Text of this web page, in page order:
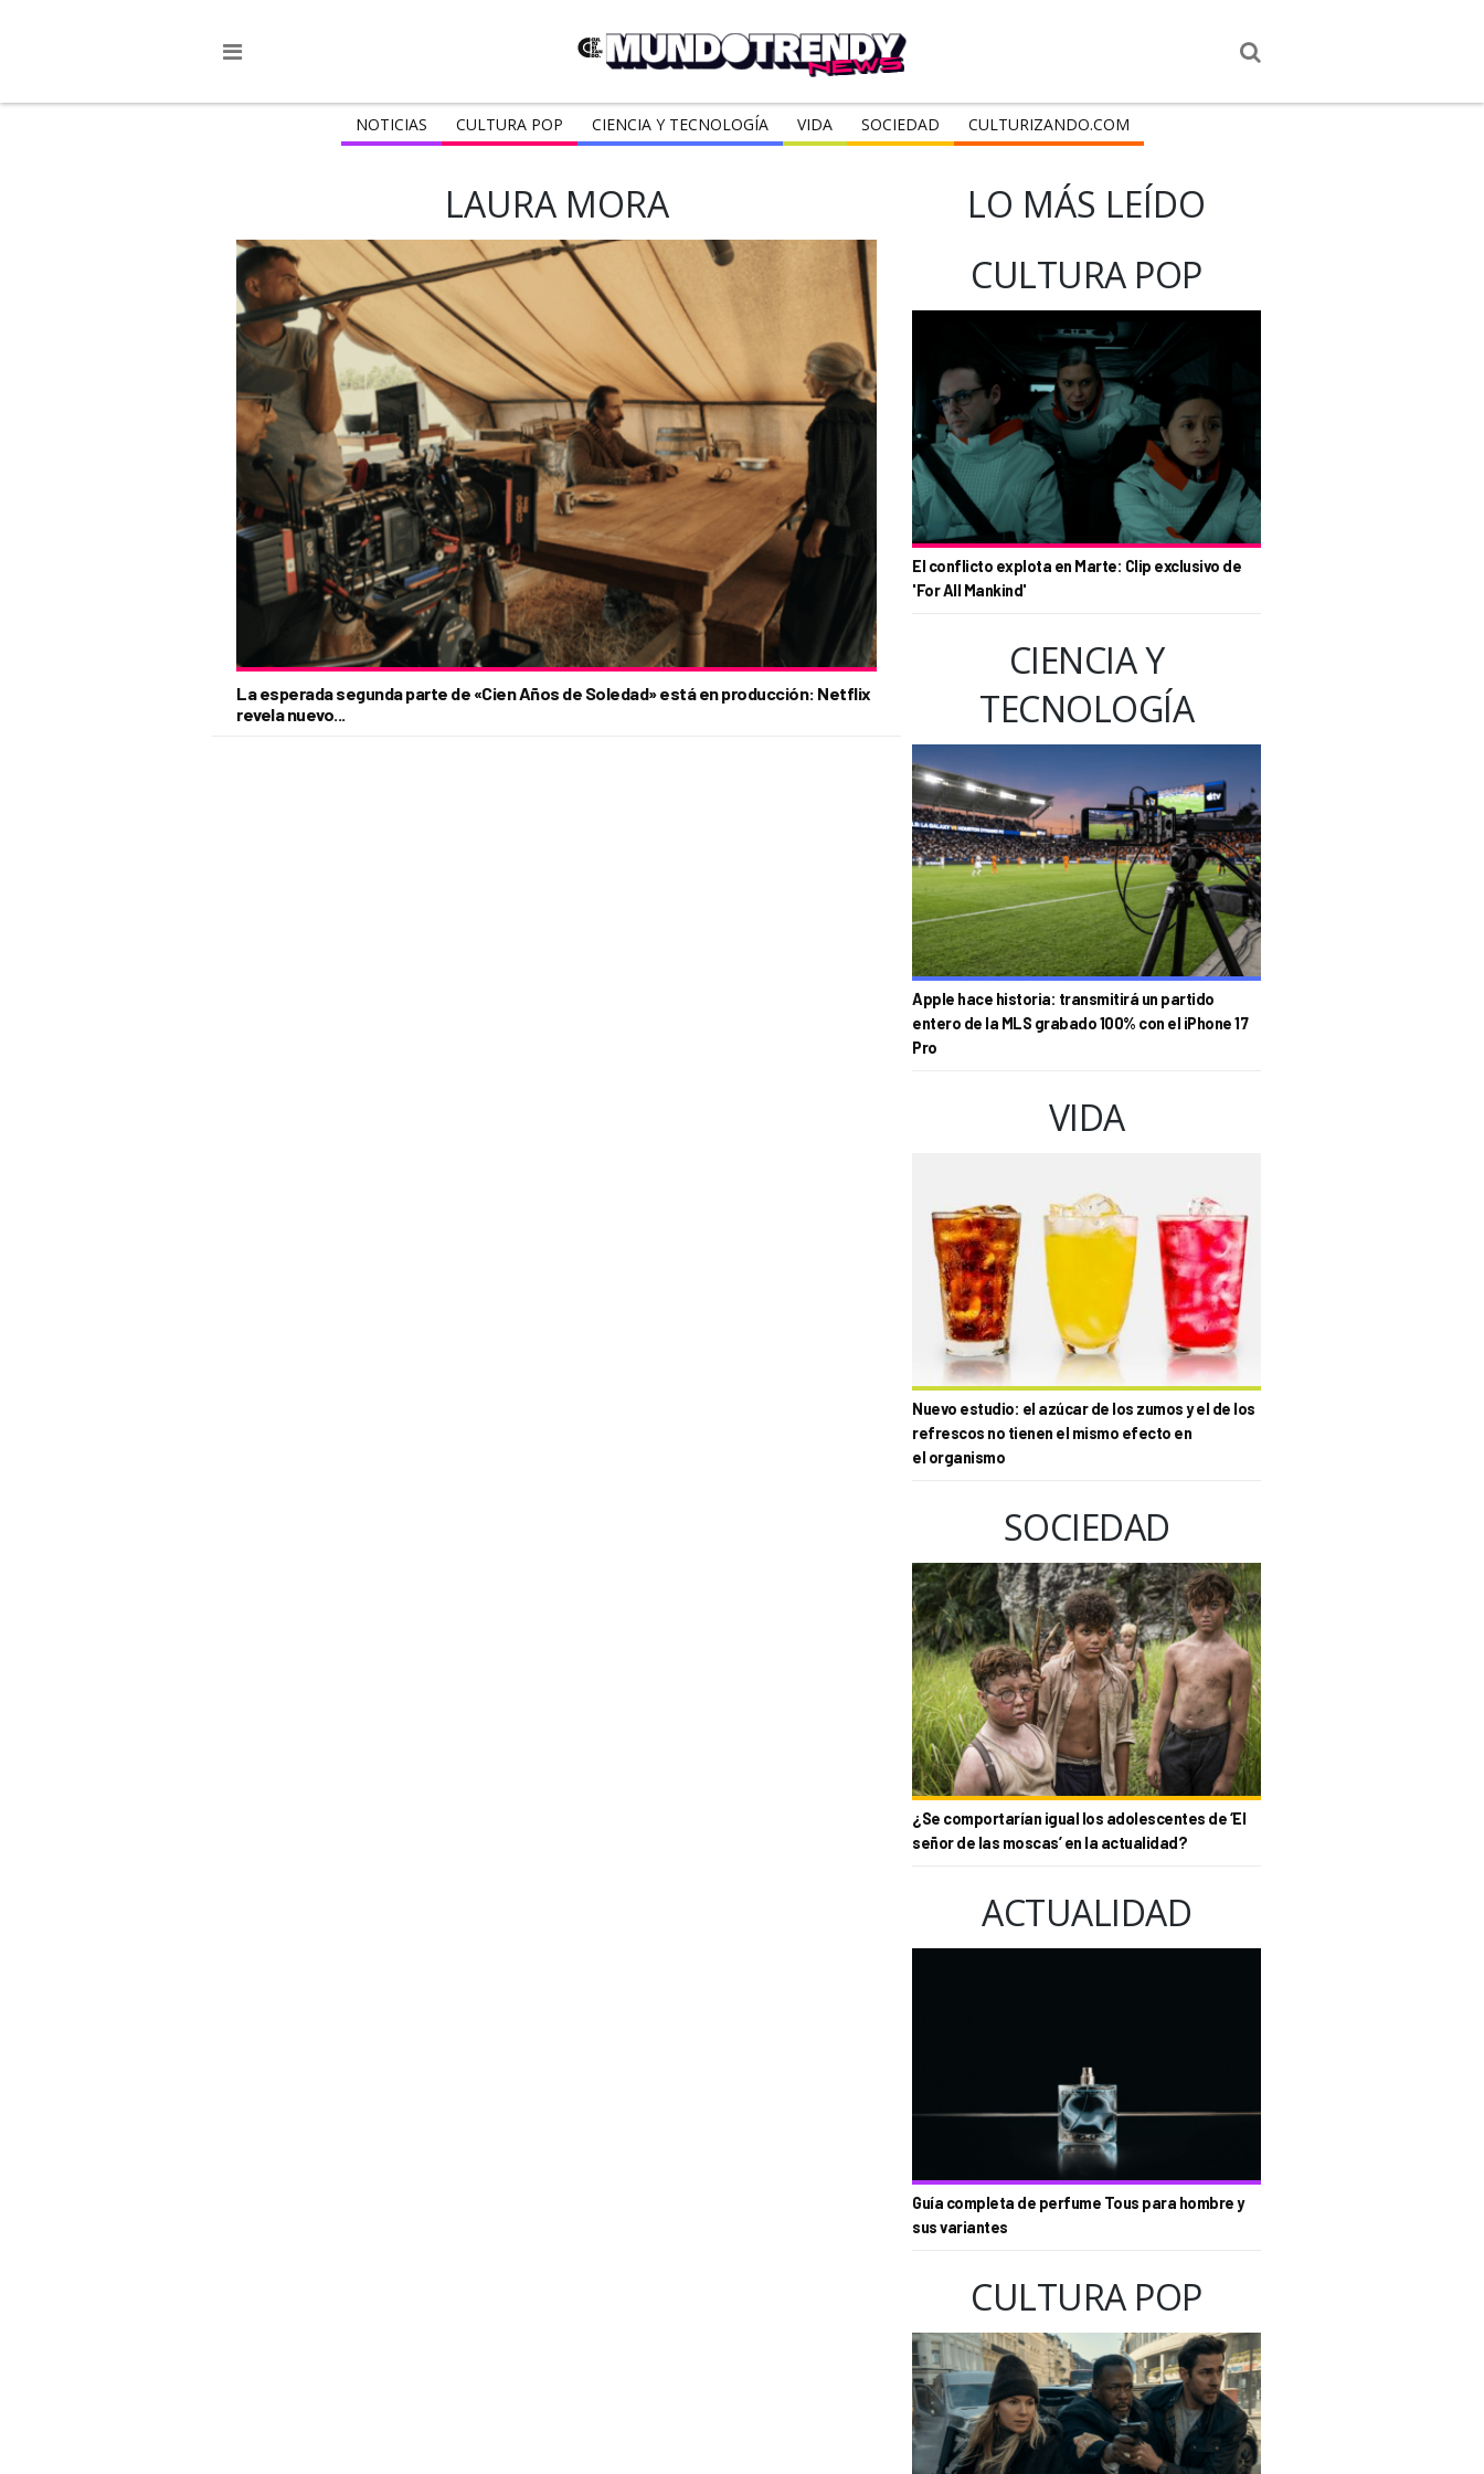
NOTICIAS CULTURA POP CIENCIA Y TECNOLOGÍA VIDA SOCIEDAD CULTURIZANDO.COM
LAURA MORA
La esperada segunda parte de «Cien Años de Soledad» está en producción: Netflix
revela nuevo...
LO MÁS LEÍDO
CULTURA POP
El conflicto explota en Marte: Clip exclusivo de
'For All Mankind'
CIENCIA Y
TECNOLOGÍA
Apple hace historia: transmitirá un partido
entero de la MLS grabado 100% con el iPhone 17
Pro
VIDA
Nuevo estudio: el azúcar de los zumos y el de los
refrescos no tienen el mismo efecto en
el organismo
SOCIEDAD
¿Se comportarían igual los adolescentes de ‘El
señor de las moscas’ en la actualidad?
ACTUALIDAD
Guía completa de perfume Tous para hombre y
sus variantes
CULTURA POP